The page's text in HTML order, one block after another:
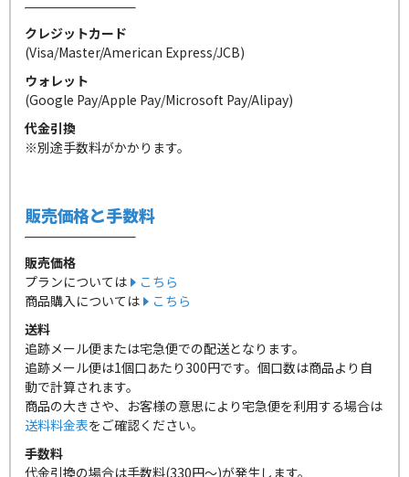
クレジットカード
(Visa/Master/American Express/JCB)
ウォレット
(Google Pay/Apple Pay/Microsoft Pay/Alipay)
代金引換
※別途手数料がかかります。
販売価格と手数料
販売価格
プランについては
こちら
商品購入については
こちら
送料
追跡メール便または宅急便での配送となります。
追跡メール便は1個口あたり300円です。個口数は商品より自
動で計算されます。
商品の大きさや、お客様の意思により宅急便を利用する場合は
送料料金表をご確認ください。
手数料
代金引換の場合は手数料(330円～)が発生します。